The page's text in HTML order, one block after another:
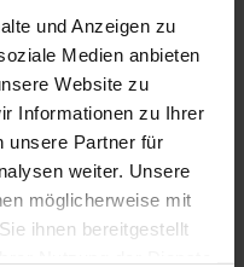
und Anzeigen zu
Medien anbieten
Website zu
Informationen zu Ihrer
unsere Partner für
weiter. Unsere
möglicherweise mit
ihnen bereitgestellt
Hardrace Hinten Strebe Mazda
Nicht vorrätig, kontaktieren Sie
81,00 €